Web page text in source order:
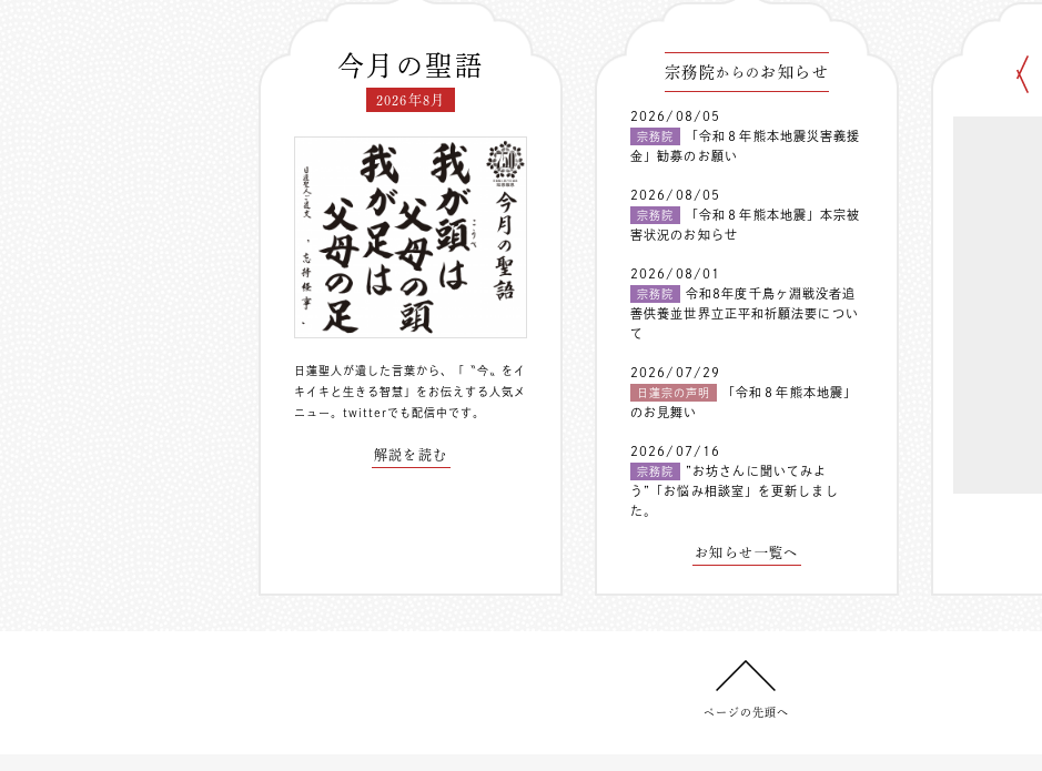
今月の聖語
2026年8月
日蓮聖人が遺した言葉から、「〝今〟をイ
キイキと生きる智慧」をお伝えする人気メ
ニュー。 twitterでも配信中 です。
解説を読む
宗務院からの お知らせ
2026/08/05
宗務院
「令和８年熊本地震災害義援
金」勧募のお願い
2026/08/05
宗務院
「令和８年熊本地震」本宗被
害状況のお知らせ
2026/08/01
宗務院
令和8年度千鳥ヶ淵戦没者追
善供養並世界立正平和祈願法要につい
て
2026/07/29
日蓮宗の声明
「令和８年熊本地震」
のお見舞い
2026/07/16
宗務院
”お坊さんに聞いてみよ
う”「お悩み相談室」を更新しまし
た。
お知らせ一覧へ
ページの先頭へ